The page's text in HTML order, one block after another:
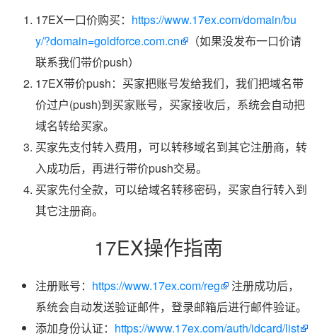
17EX一口价购买： https://www.17ex.com/domain/bu
y/?domain=goldforce.com.cn
（如果没发布一口价请
联系我们带价push）
17EX带价push：买家把账号发给我们，我们把域名带
价过户(push)到买家账号，买家接收后，系统会自动把
域名转给买家。
买家先支付转入费用，可以转移域名到其它注册商，转
入成功后，再进行带价push交易。
买家先付全款，可以给域名转移密码，买家自行转入到
其它注册商。
17EX操作指南
注册账号： https://www.17ex.com/reg
注册成功后，
系统会自动发送验证邮件，登录邮箱后进行邮件验证。
添加身份认证： https://www.17ex.com/auth/idcard/list